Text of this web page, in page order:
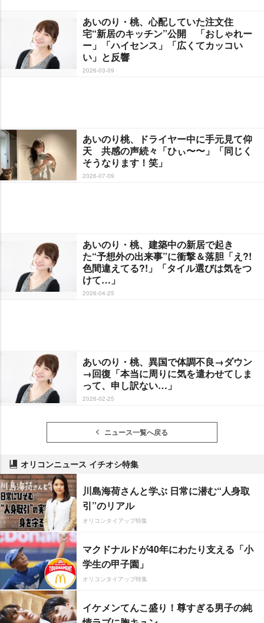
あいのり・桃、心配していた注文住
宅“新居のキッチン”公開 「おしゃれー
ー」「ハイセンス」「広くてカッコい
い」と反響
2026-03-09
あいのり桃、ドライヤー中に手元見て仰
天 共感の声続々「ひぃ〜〜」「同じく
そうなります！笑」
2026-07-09
あいのり・桃、建築中の新居で起き
た“予想外の出来事”に衝撃＆落胆「え?!
色間違えてる?!」「タイル選びは気をつ
けて…」
2026-04-25
あいのり・桃、異国で体調不良→ダウン
→回復「本当に周りに気を遣わせてしま
って、申し訳ない…」
2026-02-25
ニュース一覧へ戻る
オリコンニュース イチオシ特集
川島海荷さんと学ぶ 日常に潜む“人身取
引”のリアル
オリコンタイアップ特集
マクドナルドが40年にわたり支える「小
学生の甲子園」
オリコンタイアップ特集
イケメンてんこ盛り！尊すぎる男子の純